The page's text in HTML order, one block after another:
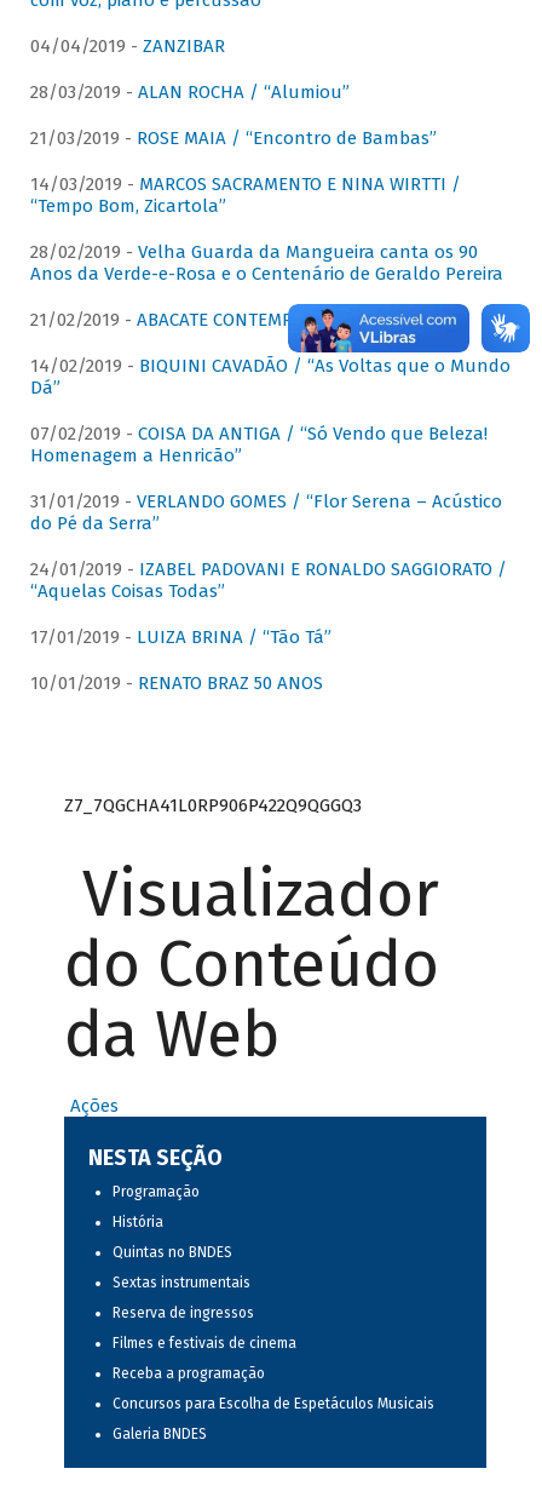
04/04/2019 - ZANZIBAR
28/03/2019 - ALAN ROCHA / “Alumiou”
21/03/2019 - ROSE MAIA / “Encontro de Bambas”
14/03/2019 - MARCOS SACRAMENTO E NINA WIRTTI /
“Tempo Bom, Zicartola”
28/02/2019 - Velha Guarda da Mangueira canta os 90
Anos da Verde-e-Rosa e o Centenário de Geraldo Pereira
21/02/2019 - ABACATE CONTEMPORÂNEO
14/02/2019 - BIQUINI CAVADÃO / “As Voltas que o Mundo
Dá”
07/02/2019 - COISA DA ANTIGA / “Só Vendo que Beleza!
Homenagem a Henricão”
31/01/2019 - VERLANDO GOMES / “Flor Serena – Acústico
do Pé da Serra”
24/01/2019 - IZABEL PADOVANI E RONALDO SAGGIORATO /
“Aquelas Coisas Todas”
17/01/2019 - LUIZA BRINA / “Tão Tá”
10/01/2019 - RENATO BRAZ 50 ANOS
Z7_7QGCHA41L0RP906P422Q9QGGQ3
Visualizador
do Conteúdo
da Web
Ações
NESTA SEÇÃO
Programação
História
Quintas no BNDES
Sextas instrumentais
Reserva de ingressos
Filmes e festivais de cinema
Receba a programação
Concursos para Escolha de Espetáculos Musicais
Galeria BNDES